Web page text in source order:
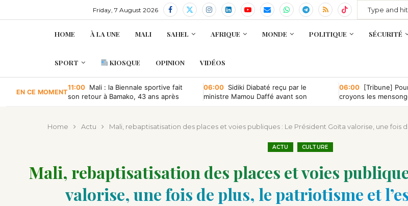
Friday, 7 August 2026
HOME À LA UNE MALI SAHEL AFRIQUE MONDE POLITIQUE SÉCURITÉ
SPORT KIOSQUE OPINION VIDÉOS
EN CE MOMENT
11:00 Mali : la Biennale sportive fait
son retour à Bamako, 43 ans après
06:00 Sidiki Diabaté reçu par le
ministre Mamou Daffé avant son
06:00 [Tribune]
croyons les
Home Actu Mali, rebaptisatisation des places et voies publiques : Le Président Goïta valorise, une fois
ACTU CULTURE
Mali, rebaptisatisation des places et voies
valorise, une fois de plus, le patriotisme et